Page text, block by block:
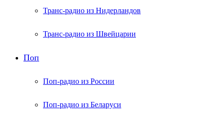
Транс-радио из Нидерландов
Транс-радио из Швейцарии
Поп
Поп-радио из России
Поп-радио из Беларуси